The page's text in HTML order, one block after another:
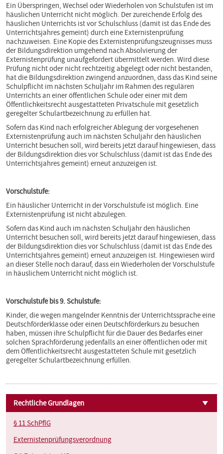
Ein Überspringen, Wechsel oder Wiederholen von Schulstufen ist im
häuslichen Unterricht nicht möglich. Der zureichende Erfolg des
häuslichen Unterrichts ist vor Schulschluss (damit ist das Ende des
Unterrichtsjahres gemeint) durch eine Externistenprüfung
nachzuweisen. Eine Kopie des Externistenprüfungszeugnisses muss
der Bildungsdirektion umgehend nach Absolvierung der
Externistenprüfung unaufgefordert übermittelt werden. Wird diese
Prüfung nicht oder nicht rechtzeitig abgelegt oder nicht bestanden,
hat die Bildungsdirektion zwingend anzuordnen, dass das Kind seine
Schulpflicht im nächsten Schuljahr im Rahmen des regulären
Unterrichts an einer öffentlichen Schule oder einer mit dem
Öffentlichkeitsrecht ausgestatteten Privatschule mit gesetzlich
geregelter Schulartbezeichnung zu erfüllen hat.
Sofern das Kind nach erfolgreicher Ablegung der vorgesehenen
Externistenprüfung auch im nächsten Schuljahr den häuslichen
Unterricht besuchen soll, wird bereits jetzt darauf hingewiesen, dass
der Bildungsdirektion dies vor Schulschluss (damit ist das Ende des
Unterrichtsjahres gemeint) erneut anzuzeigen ist.
Vorschulstufe:
Ein häuslicher Unterricht in der Vorschulstufe ist möglich. Eine
Externistenprüfung ist nicht abzulegen.
Sofern das Kind auch im nächsten Schuljahr den häuslichen
Unterricht besuchen soll, wird bereits jetzt darauf hingewiesen, dass
der Bildungsdirektion dies vor Schulschluss (damit ist das Ende des
Unterrichtsjahres gemeint) erneut anzuzeigen ist. Hingewiesen wird
an dieser Stelle noch darauf, dass ein Wiederholen der Vorschulstufe
in häuslichem Unterricht nicht möglich ist.
Vorschulstufe bis 9. Schulstufe:
Kinder, die wegen mangelnder Kenntnis der Unterrichtssprache eine
Deutschförderklasse oder einen Deutschförderkurs zu besuchen
haben, müssen ihre Schulpflicht für die Dauer des Bedarfes einer
solchen Sprachförderung jedenfalls an einer öffentlichen oder mit
dem Öffentlichkeitsrecht ausgestatteten Schule mit gesetzlich
geregelter Schulartbezeichnung erfüllen.
Rechtliche Grundlagen
§ 11 SchPflG
Externistenprüfungsverordnung